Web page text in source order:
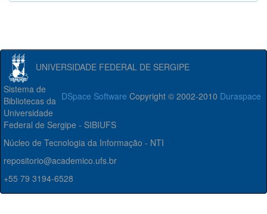
UNIVERSIDADE FEDERAL DE SERGIPE
DSpace Software Copyright © 2002-2010 Duraspace
Sistema de
Bibliotecas da
Universidade
Federal de Sergipe - SIBIUFS
Núcleo de Tecnologia da Informação - NTI
repositorio@academico.ufs.br
+55 79 3194-6528